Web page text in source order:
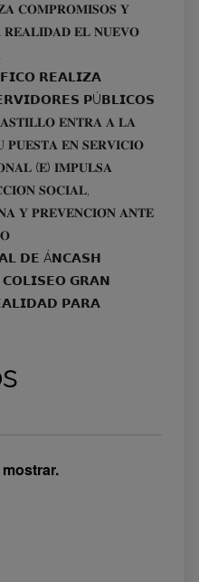
𝐂𝐎𝐌𝐏𝐑𝐎𝐌𝐈𝐒𝐎𝐒 𝐘
𝐄𝐋 𝐍𝐔𝐄𝐕𝐎
𝗥𝗘𝗔𝗟𝗜𝗭𝗔
𝗣Ú𝗕𝗟𝗜𝗖𝗢𝗦
𝐄𝐍𝐓𝐑𝐀 𝐀 𝐋𝐀
𝐏𝐔𝐄𝐒𝐓𝐀 𝐄𝐍 𝐒𝐄𝐑𝐕𝐈𝐂𝐈𝐎
(𝐄) 𝐈𝐌𝐏𝐔𝐋𝐒𝐀
𝐒𝐎𝐂𝐈𝐀𝐋,
𝐘 𝐏𝐑𝐄𝐕𝐄𝐍𝐂𝐈𝐎́𝐍 𝐀𝐍𝐓𝐄
𝗗𝗘 Á𝗡𝗖𝗔𝗦𝗛
𝗚𝗥𝗔𝗡
𝗣𝗔𝗥𝗔